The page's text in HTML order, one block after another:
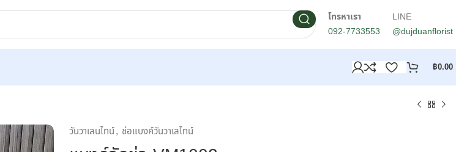
โทรหาเรา
092-7733553
LINE
@dujduanflorist
฿0.00
วันวาเลนไทน์, ช่อแบงค์วันวาเลไทน์